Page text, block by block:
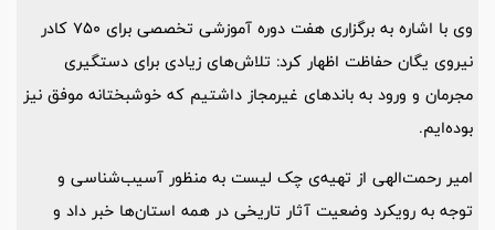
وی با اشاره به برگزاری هفت دوره آموزشی تخصصی برای ۷۵۰ کادر
نیروی یگان حفاظت اظهار کرد: تلاش‌های زیادی برای دستگیری
مجرمان و ورود به باندهای غیرمجاز داشتیم که خوشبختانه موفق نیز
بوده‌ایم.
امیر رحمت‌الهی از تهیه‌ی چک لیست به منظور آسیب‌شناسی و
توجه به رویکرد وضعیت آثار تاریخی در همه استان‌ها خبر داد و